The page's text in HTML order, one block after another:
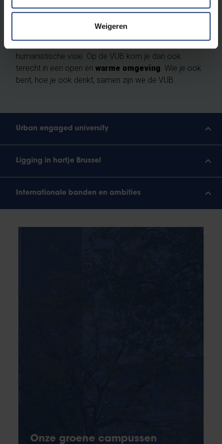
Weigeren
alle studenten. We ondersteunen elke student om
kritisch denkende (wereld)burgers. Gelijkwaardigheid,
openheid en verdraagzaamheid zijn de kern van onze
humanistische visie. Op de VUB kom je dan ook
terecht in een open en warme omgeving. Wie je ook
bent, hoe je ook denkt, samen zijn we de VUB.
Urban engaged university
Ligging in hartje Brussel
Internationale banden en ambities
Onze groene campussen